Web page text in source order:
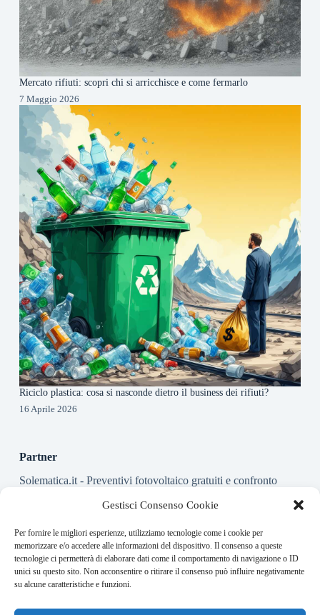
Gestisci Consenso Cookie
Per fornire le migliori esperienze, utilizziamo tecnologie come i cookie per
memorizzare e/o accedere alle informazioni del dispositivo. Il consenso a queste
tecnologie ci permetterà di elaborare dati come il comportamento di navigazione o ID
unici su questo sito. Non acconsentire o ritirare il consenso può influire negativamente
su alcune caratteristiche e funzioni.
Mercato rifiuti: scopri chi si arricchisce e come fermarlo
7 Maggio 2026
Riciclo plastica: cosa si nasconde dietro il business dei rifiuti?
16 Aprile 2026
Partner
Solematica.it- Preventivi fotovoltaico gratuiti e confronto
About this website
Energy-Bullet.it ogni giorno trova per te le notizie più rilevanti
in ambito finanziario.
Address: